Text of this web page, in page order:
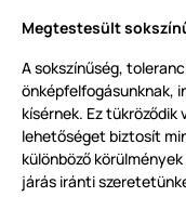
Megtestesült
A sokszínűség,
önképfelfogásunknak,
kísérnek. Ez
lehetőséget biztosít
különböző
járás iránti